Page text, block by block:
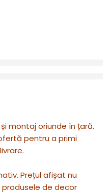
montaj oriunde în țară.
pentru a primi
Prețul afișat nu
produsele de decor